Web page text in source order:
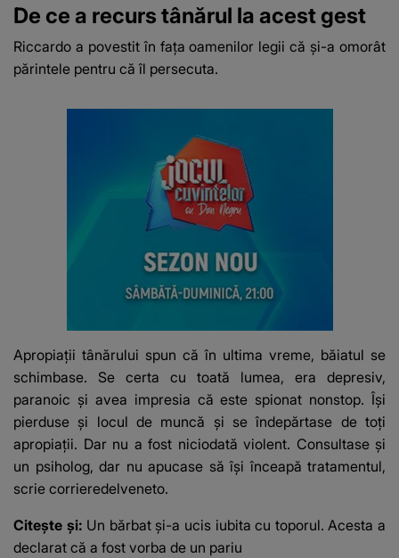
De ce a recurs tânărul la acest gest
Riccardo a povestit în fața oamenilor legii că și-a omorât
părintele pentru că îl persecuta.
Apropiații tânărului spun că în ultima vreme, băiatul se
schimbase. Se certa cu toată lumea, era depresiv,
paranoic și avea impresia că este spionat nonstop. Își
pierduse și locul de muncă și se îndepărtase de toți
apropiații. Dar nu a fost niciodată violent. Consultase și
un psiholog, dar nu apucase să își înceapă tratamentul,
scrie corrieredelveneto.
Citește și: Un bărbat și-a ucis iubita cu toporul. Acesta a
declarat că a fost vorba de un pariu